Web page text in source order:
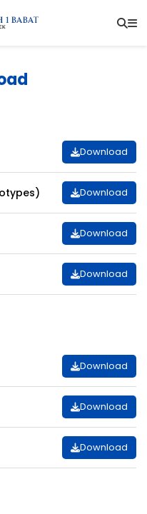
Download
Download
Download
Download
Download
Download
Download